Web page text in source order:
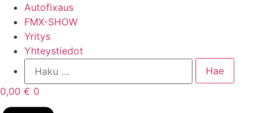
Autofixaus
FMX-SHOW
Yritys
Yhteystiedot
0,00 € 0